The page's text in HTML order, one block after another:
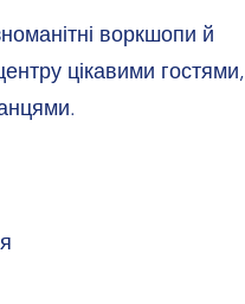
воркшопи й
цікавими гостями,